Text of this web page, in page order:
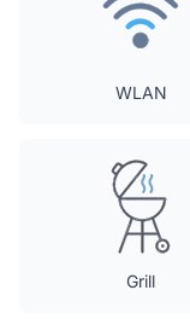
WLAN
Grill